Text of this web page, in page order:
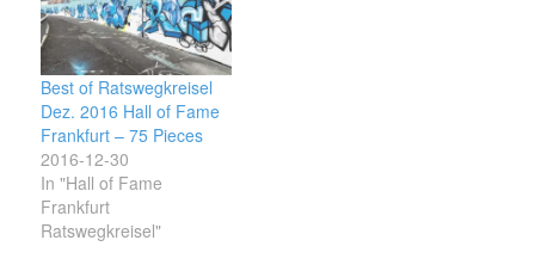
Best of Ratswegkreisel
Dez. 2016 Hall of Fame
Frankfurt – 75 Pieces
2016-12-30
In "Hall of Fame
Frankfurt
Ratswegkreisel"